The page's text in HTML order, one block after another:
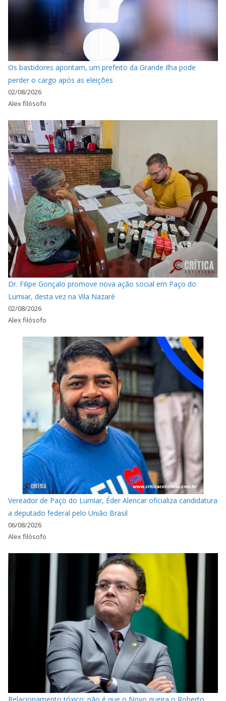
Os bastidores apontam, um prefeito da Grande Ilha pode
perder o cargo após as eleições
02/08/2026
Alex filósofo
Dr. Filipe Gonçalo promove nova ação social em Paço do
Lumiar, desta vez na Vila Nazaré
02/08/2026
Alex filósofo
Vereador de Paço do Lumiar, Éder Alencar oficializa candidatura
a deputado federal pelo União Brasil
06/08/2026
Alex filósofo